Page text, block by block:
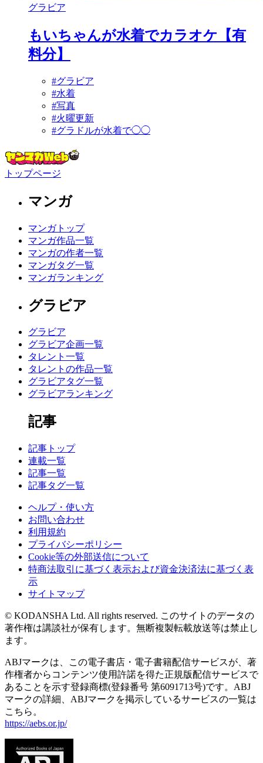
グラビア
もいちゃんが水着でカラオケ【有
料分】
#グラビア
#水着
#写真
#火曜更新
#グラドルが水着で◯◯
トップページ
マンガ
マンガトップ
マンガ作品一覧
マンガの作者一覧
マンガタグ一覧
マンガランキング
グラビア
グラビア
グラビア企画一覧
タレント一覧
タレントの作品一覧
グラビアタグ一覧
グラビアランキング
記事
記事トップ
連載一覧
記事一覧
記事タグ一覧
ヘルプ・使い方
お問い合わせ
利用規約
プライバシーポリシー
Cookie等の外部送信について
特商法取引に基づく表示および資金決済法に基づく表
示
サイトマップ
© KODANSHA Ltd. All rights reserved. このサイトのデータの
著作権は講談社が保有します。無断複製転載放送等は禁止し
ます。
ABJマークは、この電子書店・電子書籍配信サービスが、著
作権者からコンテンツ使用許諾を得た正規版配信サービスで
あることを示す登録商標(登録番号 第6091713号)です。ABJ
マークの詳細、ABJマークを掲示しているサービスの一覧は
こちら。
https://aebs.or.jp/